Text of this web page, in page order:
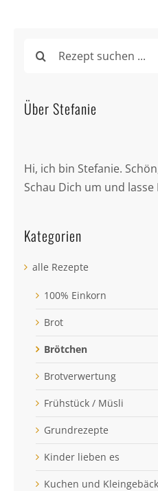
nach:
Über Stefanie
Hi, ich bin Stefanie.
Schau Dich um und
Kategorien
alle Rezepte
100% Einkorn
Brot
Brötchen
Brotverwertung
Frühstück / Müsli
Grundrezepte
Kinder lieben es
Kuchen und Kleingebäck